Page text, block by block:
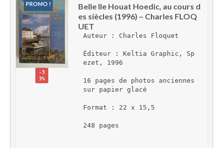
PROMO !
-3
3%
Belle Ile Houat Hoedic, au cours d
es siècles (1996) – Charles FLOQ
UET
Auteur : Charles Floquet
Éditeur : Keltia Graphic, Sp
ezet, 1996
16 pages de photos anciennes
sur papier glacé
Format : 22 x 15,5
248 pages